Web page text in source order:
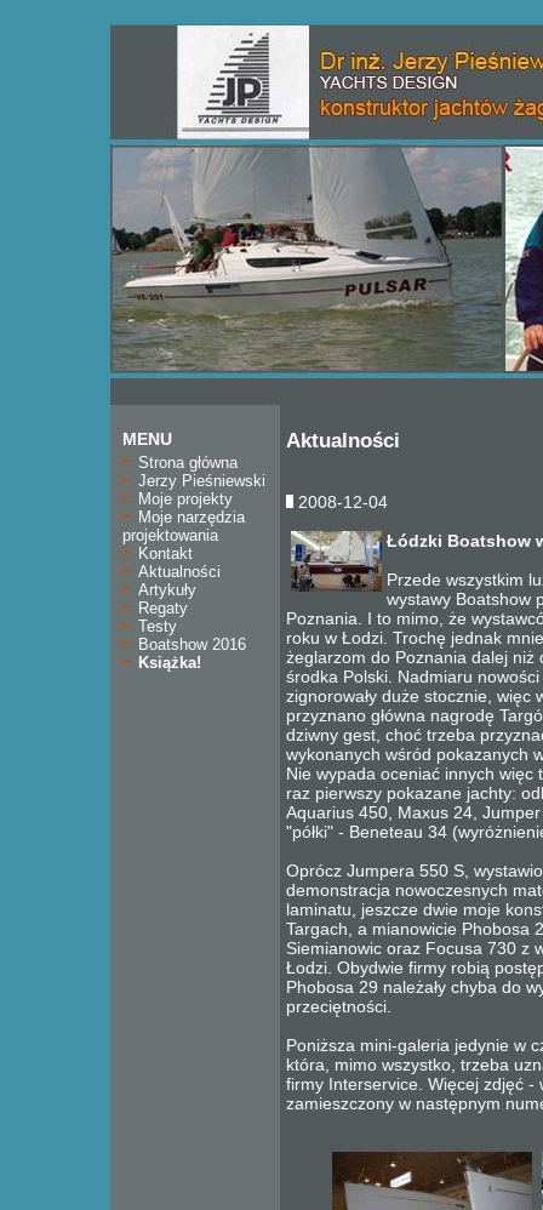
MENU
Strona główna
Jerzy Pieśniewski
Moje projekty
Moje narzędzia
projektowania
Kontakt
Aktualności
Artykuły
Regaty
Testy
Boatshow 2016
Książka!
Aktualności
2008-12-04
Łódzki Boatshow
Przede wszystkim
wystawy Boatshow
Poznania. I to mimo, że
roku w Łodzi. Trochę jednak
żeglarzom do Poznania dalej
środka Polski. Nadmiaru
zignorowały duże stocznie, więc
przyznano główna nagrodę
dziwny gest, choć trzeba
wykonanych wśród pokazanych
Nie wypada oceniać innych
raz pierwszy pokazane jachty:
Aquarius 450, Maxus 24,
"półki" - Beneteau 34
Oprócz Jumpera 550 S,
demonstracja nowoczesnych
laminatu, jeszcze dwie moje
Targach, a mianowicie Phobosa
Siemianowic oraz Focusa 730 z
Łodzi. Obydwie firmy robią
Phobosa 29 należały chyba do
przeciętności.
Poniższa mini-galeria jedynie w
która, mimo wszystko, trzeba
firmy Interservice. Więcej zdjęć -
zamieszczony w następnym